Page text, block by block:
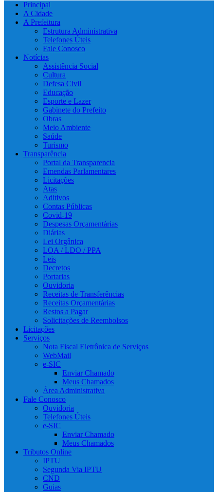
Principal
A Cidade
A Prefeitura
Estrutura Administrativa
Telefones Úteis
Fale Conosco
Notícias
Assistência Social
Cultura
Defesa Civil
Educação
Esporte e Lazer
Gabinete do Prefeito
Obras
Meio Ambiente
Saúde
Turismo
Transparência
Portal da Transparencia
Emendas Parlamentares
Licitações
Atas
Aditivos
Contas Públicas
Covid-19
Despesas Orçamentárias
Diárias
Lei Orgânica
LOA / LDO / PPA
Leis
Decretos
Portarias
Ouvidoria
Receitas de Transferências
Receitas Orçamentárias
Restos a Pagar
Solicitações de Reembolsos
Licitações
Serviços
Nota Fiscal Eletrônica de Serviços
WebMail
e-SIC
Enviar Chamado
Meus Chamados
Área Administrativa
Fale Conosco
Ouvidoria
Telefones Úteis
e-SIC
Enviar Chamado
Meus Chamados
Tributos Online
IPTU
Segunda Via IPTU
CND
Guias